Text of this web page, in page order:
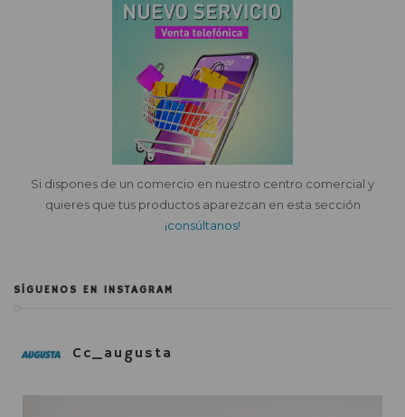
Si dispones de un comercio en nuestro centro comercial y
quieres que tus productos aparezcan en esta sección
¡consúltanos!
SÍGUENOS EN INSTAGRAM
Cc_augusta